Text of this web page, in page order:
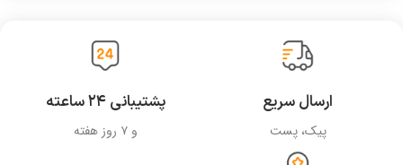
ارسال سریع
پیک، پست
پشتیبانی ۲۴ ساعته
و ۷ روز هفته